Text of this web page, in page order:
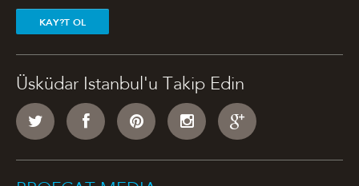
KAY?T OL
Üsküdar Istanbul'u Takip Edin